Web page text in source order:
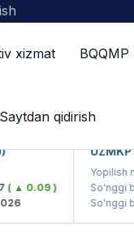
xizmat BQQMP
Saytdan qidirish
( ▲ 0.09 )
UZMKP
Yopilish
So'nggi
So'nggi